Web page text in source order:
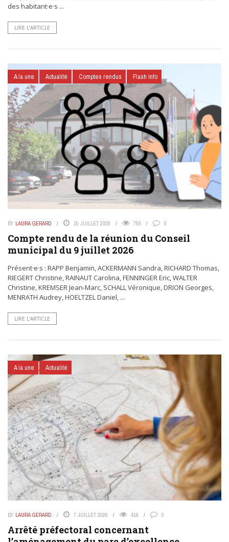
des habitant·e·s ...
LIRE L’ARTICLE
A la une Actualité Comptes rendus Flash Info
BY LAURA GERARD 15 JUILLET 2026 759 0
Compte rendu de la réunion du Conseil
municipal du 9 juillet 2026
Présent·e·s : RAPP Benjamin, ACKERMANN Sandra, RICHARD Thomas,
RIEGERT Christine, RAINAUT Carolina, FENNINGER Eric, WALTER
Christine, KREMSER Jean-Marc, SCHALL Véronique, DRION Georges,
MENRATH Audrey, HOELTZEL Daniel, ...
LIRE L’ARTICLE
A la une Actualité
BY LAURA GERARD 7 JUILLET 2026 416 0
Arrêté préfectoral concernant